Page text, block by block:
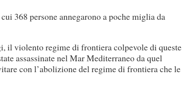
368 persone annegarono a poche miglia da
il violento regime di frontiera colpevole di queste
assassinate nel Mar Mediterraneo da quel
con l’abolizione del regime di frontiera che le